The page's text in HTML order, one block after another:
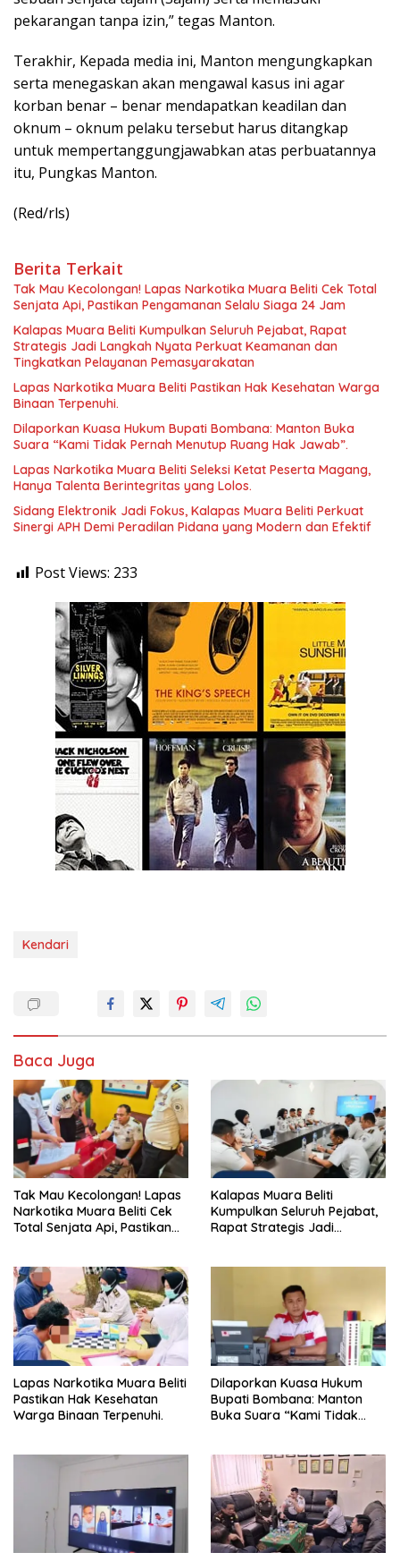
pekarangan tanpa izin,” tegas Manton.
Terakhir, Kepada media ini, Manton mengungkapkan
serta menegaskan akan mengawal kasus ini agar
korban benar – benar mendapatkan keadilan dan
oknum – oknum pelaku tersebut harus ditangkap
untuk mempertanggungjawabkan atas perbuatannya
itu, Pungkas Manton.
(Red/rls)
Berita Terkait
Tak Mau Kecolongan! Lapas Narkotika Muara Beliti Cek Total
Senjata Api, Pastikan Pengamanan Selalu Siaga 24 Jam
Kalapas Muara Beliti Kumpulkan Seluruh Pejabat, Rapat
Strategis Jadi Langkah Nyata Perkuat Keamanan dan
Tingkatkan Pelayanan Pemasyarakatan
Lapas Narkotika Muara Beliti Pastikan Hak Kesehatan Warga
Binaan Terpenuhi.
Dilaporkan Kuasa Hukum Bupati Bombana: Manton Buka
Suara “Kami Tidak Pernah Menutup Ruang Hak Jawab”.
Lapas Narkotika Muara Beliti Seleksi Ketat Peserta Magang,
Hanya Talenta Berintegritas yang Lolos.
Sidang Elektronik Jadi Fokus, Kalapas Muara Beliti Perkuat
Sinergi APH Demi Peradilan Pidana yang Modern dan Efektif
Post Views: 233
Kendari
Baca Juga
Tak Mau Kecolongan! Lapas
Narkotika Muara Beliti Cek
Total Senjata Api, Pastikan
Kalapas Muara Beliti
Kumpulkan Seluruh Pejabat,
Rapat Strategis Jadi
Lapas Narkotika Muara Beliti
Pastikan Hak Kesehatan
Warga Binaan Terpenuhi.
Dilaporkan Kuasa Hukum
Bupati Bombana: Manton
Buka Suara “Kami Tidak